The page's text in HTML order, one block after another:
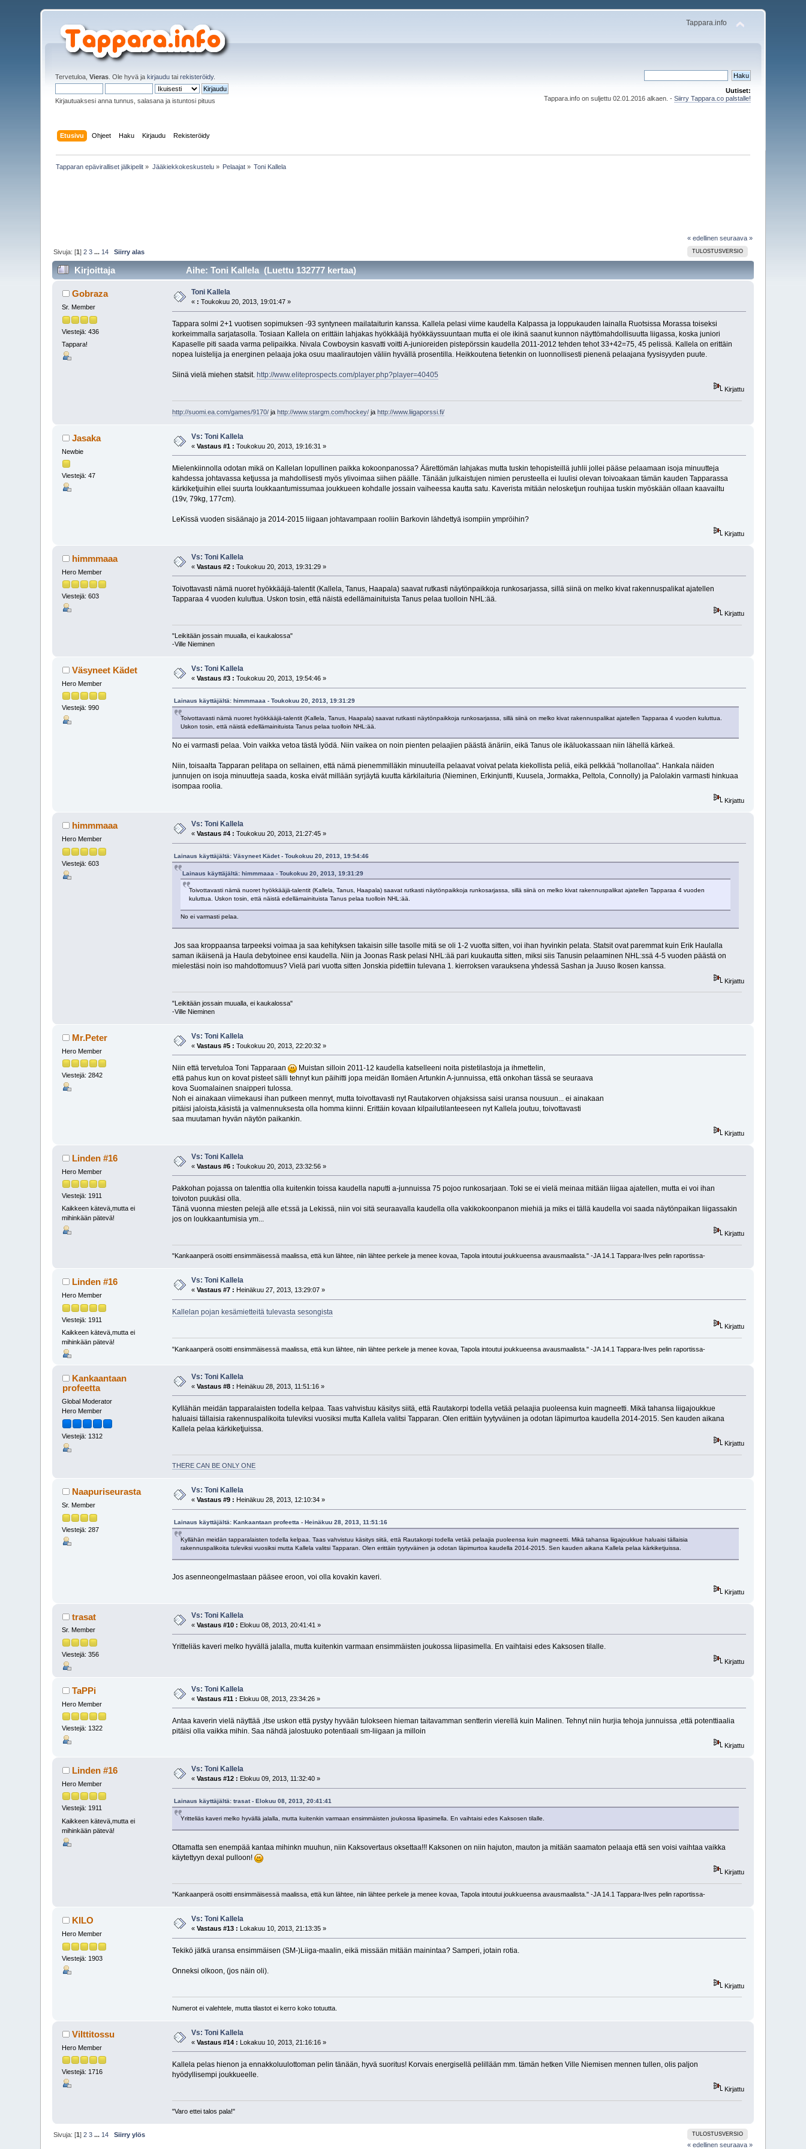
Tappara.info
Tervetuloa,Vieras . Ole hyvä jakirjaudu tairekisteröidy.
Kirjautuaksesi anna tunnus, salasana ja istuntosi pituus
Uutiset:
Tappara.info on suljettu 02.01.2016 alkaen. - Siirry Tappara.co palstalle!
Etusivu Ohjeet Haku Kirjaudu Rekisteröidy
Tapparan epäviralliset jälkipelit » Jääkiekkokeskustelu» Pelaajat » Toni Kallela
« edellinen seuraava »
TULOSTUSVERSIO
Sivuja: [1]2 3 ... 14 Siirry alas
Kirjoittaja Aihe: Toni Kallela (Luettu 132777 kertaa)
Gobraza
Sr. Member
Viestejä: 436
Tappara!
Toni Kallela
« : Toukokuu 20, 2013, 19:01:47 »
Tappara solmi 2+1 vuotisen sopimuksen -93 syntyneen mailataiturin kanssa. Kallela pelasi viime kaudella Kalpassa ja loppukauden lainalla Ruotsissa Morassa toiseksi
korkeimmalla sarjatasolla. Tosiaan Kallela on erittäin lahjakas hyökkääjä hyökkäyssuuntaan mutta ei ole ikinä saanut kunnon näyttömahdollisuutta liigassa, koska juniori
Kapaselle piti saada varma pelipaikka. Nivala Cowboysin kasvatti voitti A-junioreiden pistepörssin kaudella 2011-2012 tehden tehot 33+42=75, 45 pelissä. Kallela on erittäin
nopea luistelija ja energinen pelaaja joka osuu maalirautojen väliin hyvällä prosentilla. Heikkoutena tietenkin on luonnollisesti pienenä pelaajana fyysisyyden puute.
Siinä vielä miehen statsit. http://www.eliteprospects.com/player.php?player=40405
Kirjattu
http://suomi.ea.com/games/9170/ja http://www.stargm.com/hockey/ja http://www.liigaporssi.fi/
Jasaka
Newbie
Viestejä: 47
Vs: Toni Kallela
«Vastaus #1 : Toukokuu 20, 2013, 19:16:31 »
Mielenkiinnolla odotan mikä on Kallelan lopullinen paikka kokoonpanossa? Äärettömän lahjakas mutta tuskin tehopisteillä juhlii jollei pääse pelaamaan isoja minuutteja
kahdessa johtavassa ketjussa ja mahdollisesti myös ylivoimaa siihen päälle. Tänään julkaistujen nimien perusteella ei luulisi olevan toivoakaan tämän kauden Tapparassa
kärkiketjuihin ellei suurta loukkaantumissumaa joukkueen kohdalle jossain vaiheessa kautta satu. Kaverista mitään nelosketjun rouhijaa tuskin myöskään ollaan kaavailtu
(19v, 79kg, 177cm).
LeKissä vuoden sisäänajo ja 2014-2015 liigaan johtavampaan rooliin Barkovin lähdettyä isompiin ympröihin?
Kirjattu
himmmaaa
Hero Member
Viestejä: 603
Vs: Toni Kallela
«Vastaus #2 : Toukokuu 20, 2013, 19:31:29 »
Toivottavasti nämä nuoret hyökkääjä-talentit (Kallela, Tanus, Haapala) saavat rutkasti näytönpaikkoja runkosarjassa, sillä siinä on melko kivat rakennuspalikat ajatellen
Tapparaa 4 vuoden kuluttua. Uskon tosin, että näistä edellämainituista Tanus pelaa tuolloin NHL:ää.
Kirjattu
"Leikitään jossain muualla, ei kaukalossa"
-Ville Nieminen
Väsyneet Kädet
Hero Member
Viestejä: 990
Vs: Toni Kallela
«Vastaus #3 : Toukokuu 20, 2013, 19:54:46 »
Lainaus käyttäjältä: himmmaaa - Toukokuu 20, 2013, 19:31:29
Toivottavasti nämä nuoret hyökkääjä-talentit (Kallela, Tanus, Haapala) saavat rutkasti näytönpaikkoja runkosarjassa, sillä siinä on melko kivat rakennuspalikat ajatellen Tapparaa 4 vuoden kuluttua.
Uskon tosin, että näistä edellämainituista Tanus pelaa tuolloin NHL:ää.
No ei varmasti pelaa. Voin vaikka vetoa tästä lyödä. Niin vaikea on noin pienten pelaajien päästä änäriin, eikä Tanus ole ikäluokassaan niin lähellä kärkeä.
Niin, toisaalta Tapparan pelitapa on sellainen, että nämä pienemmilläkin minuuteilla pelaavat voivat pelata kiekollista peliä, eikä pelkkää "nollanollaa". Hankala näiden
junnujen on isoja minuutteja saada, koska eivät millään syrjäytä kuutta kärkilaituria (Nieminen, Erkinjuntti, Kuusela, Jormakka, Peltola, Connolly) ja Palolakin varmasti hinkuaa
isompaa roolia.
Kirjattu
himmmaaa
Hero Member
Viestejä: 603
Vs: Toni Kallela
«Vastaus #4 : Toukokuu 20, 2013, 21:27:45 »
Lainaus käyttäjältä: Väsyneet Kädet - Toukokuu 20, 2013, 19:54:46
Lainaus käyttäjältä: himmmaaa - Toukokuu 20, 2013, 19:31:29
Toivottavasti nämä nuoret hyökkääjä-talentit (Kallela, Tanus, Haapala) saavat rutkasti näytönpaikkoja runkosarjassa, sillä siinä on melko kivat rakennuspalikat ajatellen Tapparaa 4 vuoden
kuluttua. Uskon tosin, että näistä edellämainituista Tanus pelaa tuolloin NHL:ää.
No ei varmasti pelaa.
Jos saa kroppaansa tarpeeksi voimaa ja saa kehityksen takaisin sille tasolle mitä se oli 1-2 vuotta sitten, voi ihan hyvinkin pelata. Statsit ovat paremmat kuin Erik Haulalla
saman ikäisenä ja Haula debytoinee ensi kaudella. Niin ja Joonas Rask pelasi NHL:ää pari kuukautta sitten, miksi siis Tanusin pelaaminen NHL:ssä 4-5 vuoden päästä on
mielestäsi noin iso mahdottomuus? Vielä pari vuotta sitten Jonskia pidettiin tulevana 1. kierroksen varauksena yhdessä Sashan ja Juuso Ikosen kanssa.
Kirjattu
"Leikitään jossain muualla, ei kaukalossa"
-Ville Nieminen
Mr.Peter
Hero Member
Viestejä: 2842
Vs: Toni Kallela
«Vastaus #5 : Toukokuu 20, 2013, 22:20:32 »
Niin että tervetuloa Toni Tapparaan
Muistan silloin 2011-12 kaudella katselleeni noita pistetilastoja ja ihmettelin,
että pahus kun on kovat pisteet sälli tehnyt kun päihitti jopa meidän Ilomäen Artunkin A-junnuissa, että onkohan tässä se seuraava
kova Suomalainen snaipperi tulossa.
Noh ei ainakaan viimekausi ihan putkeen mennyt, mutta toivottavasti nyt Rautakorven ohjaksissa saisi uransa nousuun... ei ainakaan
pitäisi jaloista,käsistä ja valmennuksesta olla homma kiinni. Erittäin kovaan kilpailutilanteeseen nyt Kallela joutuu, toivottavasti
saa muutaman hyvän näytön paikankin.
Kirjattu
Linden #16
Hero Member
Viestejä: 1911
Kaikkeen kätevä,mutta ei
mihinkään pätevä!
Vs: Toni Kallela
«Vastaus #6 : Toukokuu 20, 2013, 23:32:56 »
Pakkohan pojassa on talenttia olla kuitenkin toissa kaudella naputti a-junnuissa 75 pojoo runkosarjaan. Toki se ei vielä meinaa mitään liigaa ajatellen, mutta ei voi ihan
toivoton puukäsi olla.
Tänä vuonna miesten pelejä alle et:ssä ja Lekissä, niin voi sitä seuraavalla kaudella olla vakikokoonpanon miehiä ja miks ei tällä kaudella voi saada näytönpaikan liigassakin
jos on loukkaantumisia ym...
Kirjattu
"Kankaanperä osoitti ensimmäisessä maalissa, että kun lähtee, niin lähtee perkele ja menee kovaa, Tapola intoutui joukkueensa avausmaalista." -JA 14.1 Tappara-Ilves pelin raportissa-
Linden #16
Hero Member
Viestejä: 1911
Kaikkeen kätevä,mutta ei
mihinkään pätevä!
Vs: Toni Kallela
«Vastaus #7 : Heinäkuu 27, 2013, 13:29:07 »
Kallelan pojan kesämietteitä tulevasta sesongista
Kirjattu
"Kankaanperä osoitti ensimmäisessä maalissa, että kun lähtee, niin lähtee perkele ja menee kovaa, Tapola intoutui joukkueensa avausmaalista." -JA 14.1 Tappara-Ilves pelin raportissa-
Kankaantaan
profeetta
Global Moderator
Hero Member
Viestejä: 1312
Vs: Toni Kallela
«Vastaus #8 : Heinäkuu 28, 2013, 11:51:16 »
Kyllähän meidän tapparalaisten todella kelpaa. Taas vahvistuu käsitys siitä, että Rautakorpi todella vetää pelaajia puoleensa kuin magneetti. Mikä tahansa liigajoukkue
haluaisi tällaisia rakennuspalikoita tuleviksi vuosiksi mutta Kallela valitsi Tapparan. Olen erittäin tyytyväinen ja odotan läpimurtoa kaudella 2014-2015. Sen kauden aikana
Kallela pelaa kärkiketjuissa.
Kirjattu
THERE CAN BE ONLY ONE
Naapuriseurasta
Sr. Member
Viestejä: 287
Vs: Toni Kallela
«Vastaus #9 : Heinäkuu 28, 2013, 12:10:34 »
Lainaus käyttäjältä: Kankaantaan profeetta - Heinäkuu 28, 2013, 11:51:16
Kyllähän meidän tapparalaisten todella kelpaa. Taas vahvistuu käsitys siitä, että Rautakorpi todella vetää pelaajia puoleensa kuin magneetti. Mikä tahansa liigajoukkue haluaisi tällaisia
rakennuspalikoita tuleviksi vuosiksi mutta Kallela valitsi Tapparan. Olen erittäin tyytyväinen ja odotan läpimurtoa kaudella 2014-2015. Sen kauden aikana Kallela pelaa kärkiketjuissa.
Jos asenneongelmastaan pääsee eroon, voi olla kovakin kaveri.
Kirjattu
trasat
Sr. Member
Viestejä: 356
Vs: Toni Kallela
«Vastaus #10 : Elokuu 08, 2013, 20:41:41 »
Yritteliäs kaveri melko hyvällä jalalla, mutta kuitenkin varmaan ensimmäisten joukossa liipasimella. En vaihtaisi edes Kaksosen tilalle.
Kirjattu
TaPPi
Hero Member
Viestejä: 1322
Vs: Toni Kallela
«Vastaus #11 : Elokuu 08, 2013, 23:34:26 »
Antaa kaverin vielä näyttää ,itse uskon että pystyy hyvään tulokseen hieman taitavamman sentterin vierellä kuin Malinen. Tehnyt niin hurjia tehoja junnuissa ,että potenttiaalia
pitäisi olla vaikka mihin. Saa nähdä jalostuuko potentiaali sm-liigaan ja milloin
Kirjattu
Linden #16
Hero Member
Viestejä: 1911
Kaikkeen kätevä,mutta ei
mihinkään pätevä!
Vs: Toni Kallela
«Vastaus #12 : Elokuu 09, 2013, 11:32:40 »
Lainaus käyttäjältä: trasat - Elokuu 08, 2013, 20:41:41
Yritteliäs kaveri melko hyvällä jalalla, mutta kuitenkin varmaan ensimmäisten joukossa liipasimella. En vaihtaisi edes Kaksosen tilalle.
Ottamatta sen enempää kantaa mihinkn muuhun, niin Kaksovertaus oksettaa!!! Kaksonen on niin hajuton, mauton ja mitään saamaton pelaaja että sen voisi vaihtaa vaikka
käytettyyn dexal pulloon!
Kirjattu
"Kankaanperä osoitti ensimmäisessä maalissa, että kun lähtee, niin lähtee perkele ja menee kovaa, Tapola intoutui joukkueensa avausmaalista." -JA 14.1 Tappara-Ilves pelin raportissa-
KILO
Hero Member
Viestejä: 1903
Vs: Toni Kallela
«Vastaus #13 : Lokakuu 10, 2013, 21:13:35 »
Tekikö jätkä uransa ensimmäisen (SM-)Liiga-maalin, eikä missään mitään mainintaa? Samperi, jotain rotia.
Onneksi olkoon, (jos näin oli).
Kirjattu
Numerot ei valehtele, mutta tilastot ei kerro koko totuutta.
Vilttitossu
Hero Member
Viestejä: 1716
Vs: Toni Kallela
«Vastaus #14 : Lokakuu 10, 2013, 21:16:16 »
Kallela pelas hienon ja ennakkoluulottoman pelin tänään, hyvä suoritus! Korvais energisellä pelillään mm. tämän hetken Ville Niemisen mennen tullen, olis paljon
hyödyllisempi joukkueelle.
Kirjattu
"Varo ettei talos pala!"
TULOSTUSVERSIO
Sivuja: [1]2 3 ... 14
Siirry ylös
« edellinen seuraava »